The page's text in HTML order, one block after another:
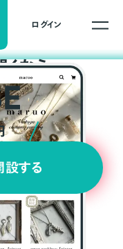
ログイン
なら
設する